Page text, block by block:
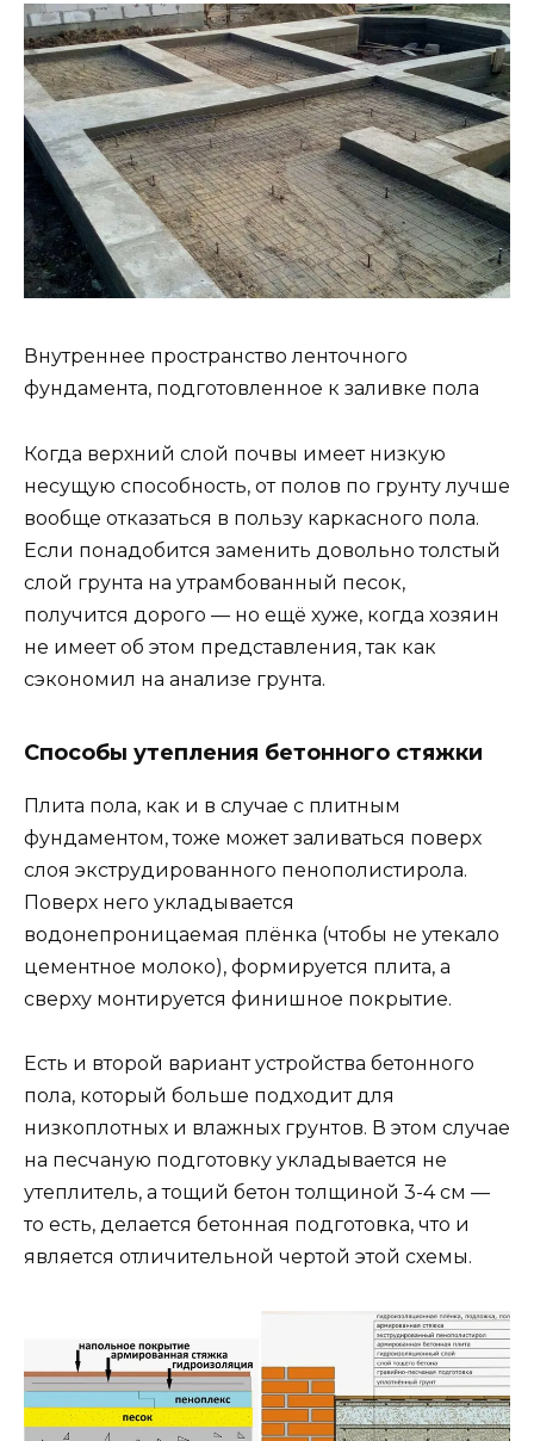
Внутреннее пространство ленточного
фундамента, подготовленное к заливке пола
Когда верхний слой почвы имеет низкую
несущую способность, от полов по грунту лучше
вообще отказаться в пользу каркасного пола.
Если понадобится заменить довольно толстый
слой грунта на утрамбованный песок,
получится дорого — но ещё хуже, когда хозяин
не имеет об этом представления, так как
сэкономил на анализе грунта.
Способы утепления бетонного стяжки
Плита пола, как и в случае с плитным
фундаментом, тоже может заливаться поверх
слоя экструдированного пенополистирола.
Поверх него укладывается
водонепроницаемая плёнка (чтобы не утекало
цементное молоко), формируется плита, а
сверху монтируется финишное покрытие.
Есть и второй вариант устройства бетонного
пола, который больше подходит для
низкоплотных и влажных грунтов. В этом случае
на песчаную подготовку укладывается не
утеплитель, а тощий бетон толщиной 3-4 см —
то есть, делается бетонная подготовка, что и
является отличительной чертой этой схемы.